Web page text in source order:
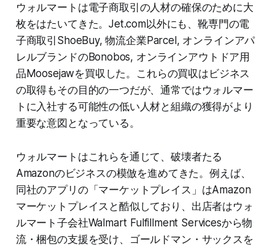
ウォルマートは電子商取引の人材の確保のために大
枚をはたいてきた。Jet.com以外にも、靴専門の電
子商取引ShoeBuy, 物流企業Parcel, オンラインアパ
レルブランドのBonobos, オンラインアウトドア用
品Moosejawを買収した。これらの買収はビジネス
の取得もその目的の一つだが、通常ではウォルマー
トに入社する可能性の低い人材と組織の獲得がより
重要な意図となっている。
ウォルマートはこれらを通じて、破壊者たる
Amazonのビジネスの模倣を進めてきた。例えば、
同社のアプリの「マーケットプレイス」はAmazon
マーケットプレイスと酷似しており、出店者はウォ
ルマート子会社Walmart Fulfillment Servicesから物
流・梱包の支援を受け、ゴールドマン・サックスを